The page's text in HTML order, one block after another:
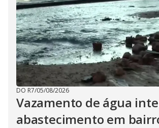
DO R7/05/08/2026
Vazamento de água
abastecimento em